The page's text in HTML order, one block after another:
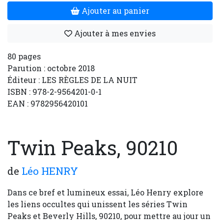
Ajouter au panier
Ajouter à mes envies
80 pages
Parution : octobre 2018
Éditeur : LES RÈGLES DE LA NUIT
ISBN : 978-2-9564201-0-1
EAN : 9782956420101
Twin Peaks, 90210
de Léo HENRY
Dans ce bref et lumineux essai, Léo Henry explore
les liens occultes qui unissent les séries Twin
Peaks et Beverly Hills, 90210, pour mettre au jour un